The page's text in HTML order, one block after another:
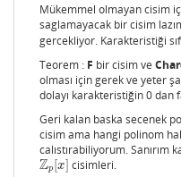
Mükemmel olmayan cisim
saglamayacak bir cisim
gercekliyor. Karakteristiği
Teorem : F bir cisim ve
olması için gerek ve yeter
dolayı karakteristiğin 0 dan
Geri kalan baska secenek
cisim ama hangi polinom
calıstırabiliyorum.
Zp [x]
Zp[ x] cisimleri.